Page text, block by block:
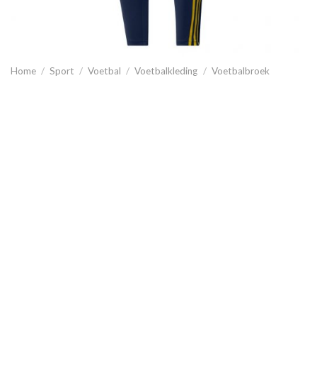
Home / Sport / Voetbal / Voetbalkleding / Voetbalbroek